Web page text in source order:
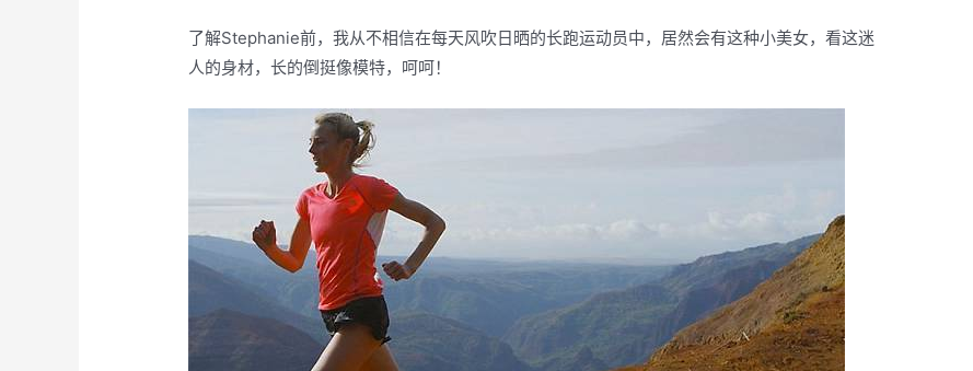
了解Stephanie前，我从不相信在每天风吹日晒的长跑运动员中，居然会有这种小美女，看这迷
人的身材，长的倒挺像模特，呵呵！